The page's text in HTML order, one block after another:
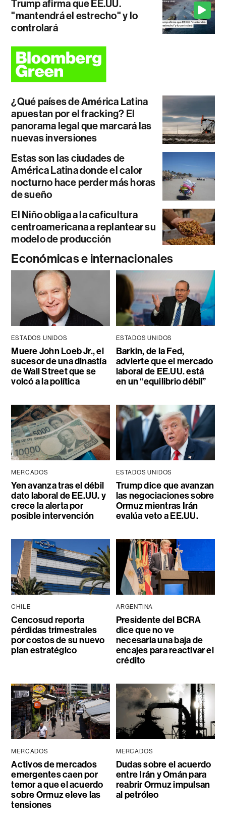
Trump afirma que EE.UU.
"mantendrá el estrecho" y lo
controlará
¿Qué países de América Latina
apuestan por el fracking? El
panorama legal que marcará las
nuevas inversiones
Estas son las ciudades de
América Latina donde el calor
nocturno hace perder más horas
de sueño
El Niño obliga a la caficultura
centroamericana a replantear su
modelo de producción
Económicas e internacionales
ESTADOS UNIDOS
Muere John Loeb Jr., el
sucesor de una dinastía
de Wall Street que se
volcó a la política
ESTADOS UNIDOS
Barkin, de la Fed,
advierte que el mercado
laboral de EE.UU. está
en un “equilibrio débil”
MERCADOS
Yen avanza tras el débil
dato laboral de EE.UU. y
crece la alerta por
posible intervención
ESTADOS UNIDOS
Trump dice que avanzan
las negociaciones sobre
Ormuz mientras Irán
evalúa veto a EE.UU.
CHILE
Cencosud reporta
pérdidas trimestrales
por costos de su nuevo
plan estratégico
ARGENTINA
Presidente del BCRA
dice que no ve
necesaria una baja de
encajes para reactivar el
crédito
MERCADOS
Activos de mercados
emergentes caen por
temor a que el acuerdo
sobre Ormuz eleve las
tensiones
MERCADOS
Dudas sobre el acuerdo
entre Irán y Omán para
reabrir Ormuz impulsan
al petróleo